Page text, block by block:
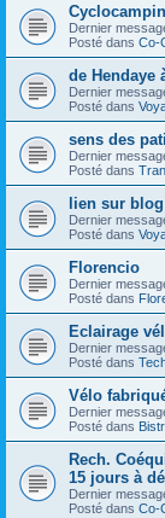
Dernier
Posté dans Co-
de Hendaye
Dernier
Posté dans
sens des
Dernier
Posté dans
lien sur
Dernier
Posté dans
Florencio
Dernier
Posté dans
Eclairage
Dernier
Posté dans
Vélo
Dernier
Posté dans
Rech.
15 jours à
Dernier
Posté dans Co-